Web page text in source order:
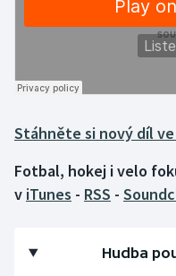
Krasobruslení
Moderní pětiboj
Motorsport
Stáhněte si nový díl
Fotbal, hokej i velo
v iTunes - RSS -
Hudba